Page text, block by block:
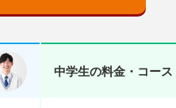
中学生の料金・コース